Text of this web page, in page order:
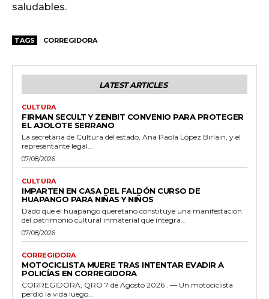
saludables.
TAGS CORREGIDORA
LATEST ARTICLES
CULTURA
FIRMAN SECULT Y ZENBIT CONVENIO PARA PROTEGER
EL AJOLOTE SERRANO
La secretaria de Cultura del estado, Ana Paola López Birlain, y el
representante legal...
07/08/2026
CULTURA
IMPARTEN EN CASA DEL FALDÓN CURSO DE
HUAPANGO PARA NIÑAS Y NIÑOS
Dado que el huapango queretano constituye una manifestación
del patrimonio cultural inmaterial que integra...
07/08/2026
CORREGIDORA
MOTOCICLISTA MUERE TRAS INTENTAR EVADIR A
POLICÍAS EN CORREGIDORA
CORREGIDORA, QRO 7 de Agosto 2026 . — Un motociclista
perdió la vida luego...